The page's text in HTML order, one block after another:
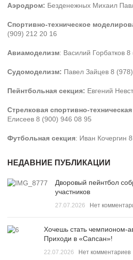
Аэродром: Безденежных Михаил
Спортивно-техническое
(909) 212 20 16
Авиамоделизм: Василий Горбатков
Судомоделизм: Павел Зайцев 8
Пейнтбольная секция: Евгений
Стрелковая спортивно-
Елисеев 8 (900) 946 08 95
Футбольная секция: Иван Кочергин
НЕДАВНИЕ ПУБЛИКАЦИИ
Дворовый пейнтбол
участников
27.07.2026 Нет
Хочешь стать чемпионом-
Приходи в «Сапсан»!
22.07.2026 Нет комментариев